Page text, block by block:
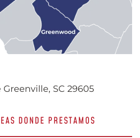
SC 29605
DONDE PRESTAMOS